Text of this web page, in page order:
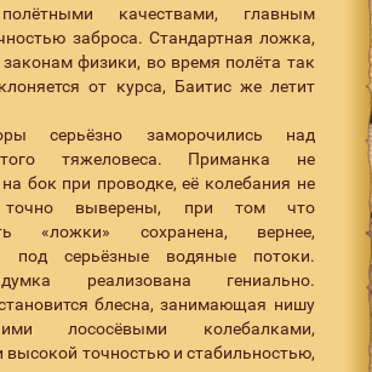
качествами, главным
заброса. Стандартная ложка,
физики, во время полёта так
от курса, Баитис же летит
серьёзно заморочились над
тяжеловеса. Приманка не
бок при проводке, её колебания не
точно выверены, при том что
«ложки» сохранена, вернее,
под серьёзные водяные потоки.
реализована гениально.
блесна, занимающая нишу
лососёвыми колебалками,
точностью и стабильностью,